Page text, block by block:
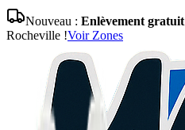
Nouveau : Enlèvement gratuit
Rocheville !Voir Zones